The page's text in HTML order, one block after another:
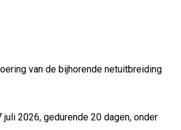
van de bijhorende netuitbreiding
2026, gedurende 20 dagen, onder